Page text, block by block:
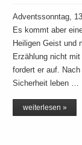
Adventssonntag,
Es kommt aber
Heiligen Geist und
Erzählung nicht
fordert er auf.
Sicherheit leben …
weiterlesen »